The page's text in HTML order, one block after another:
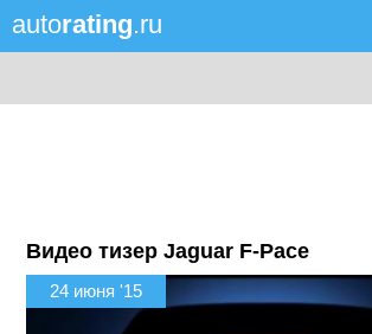
autorating.ru
Видео тизер Jaguar F-Pace
24 июня '15